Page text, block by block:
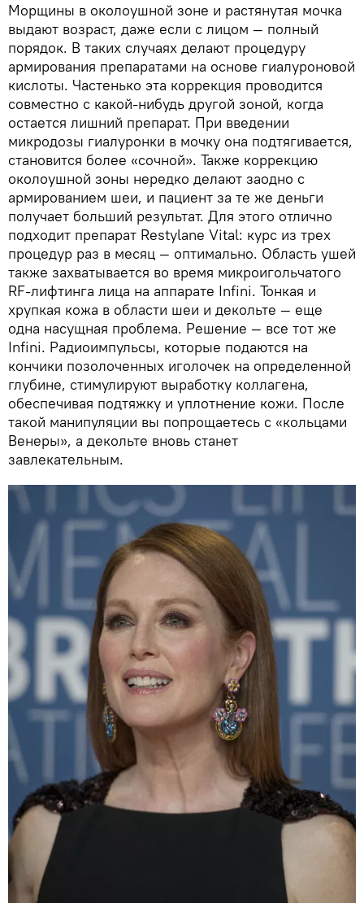
Морщины в околоушной зоне и растянутая мочка
выдают возраст, даже если с лицом — полный
порядок. В таких случаях делают процедуру
армирования препаратами на основе гиалуроновой
кислоты. Частенько эта коррекция проводится
совместно с какой-нибудь другой зоной, когда
остается лишний препарат. При введении
микродозы гиалуронки в мочку она подтягивается,
становится более «сочной». Также коррекцию
околоушной зоны нередко делают заодно с
армированием шеи, и пациент за те же деньги
получает больший результат. Для этого отлично
подходит препарат Restylane Vital: курс из трех
процедур раз в месяц — оптимально. Область ушей
также захватывается во время микроигольчатого
RF-лифтинга лица на аппарате Infini. Тонкая и
хрупкая кожа в области шеи и декольте — еще
одна насущная проблема. Решение — все тот же
Infini. Радиоимпульсы, которые подаются на
кончики позолоченных иголочек на определенной
глубине, стимулируют выработку коллагена,
обеспечивая подтяжку и уплотнение кожи. После
такой манипуляции вы попрощаетесь с «кольцами
Венеры», а декольте вновь станет
завлекательным.